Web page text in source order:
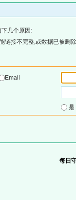
几个原因:
链接不完整,或数据已被删
Email
每日